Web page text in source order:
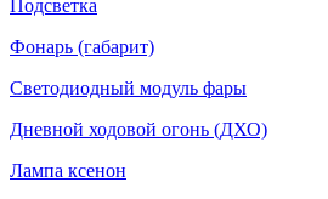
Подсветка
Фонарь (габарит)
Светодиодный модуль фары
Дневной ходовой огонь (ДХО)
Лампа ксенон